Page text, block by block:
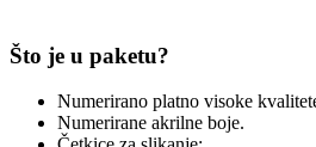
Što je u paketu?
Numerirano platno visoke
Numerirane akrilne boje.